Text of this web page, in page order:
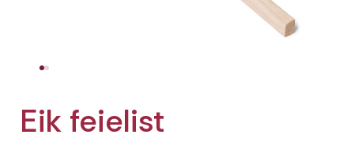
Eik feielist